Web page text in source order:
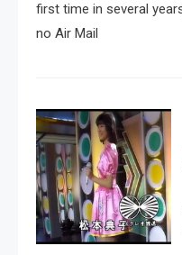
first time in several
no Air Mail